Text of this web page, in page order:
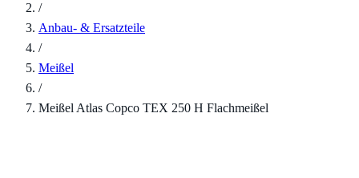
/
Anbau- & Ersatzteile
/
Meißel
/
Meißel Atlas Copco TEX 250 H Flachmeißel